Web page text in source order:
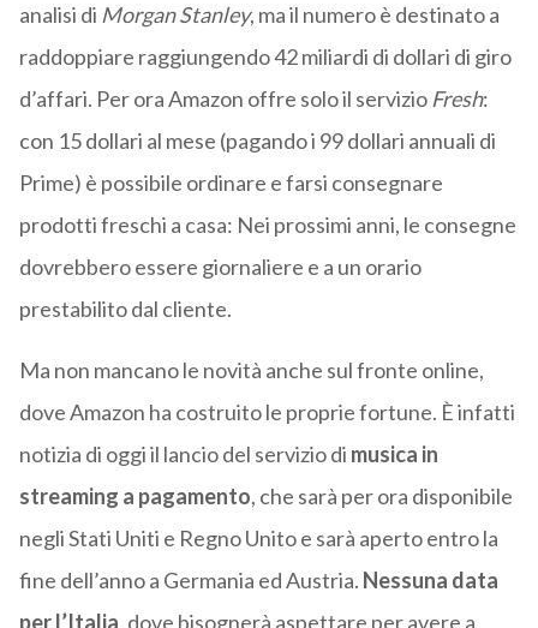
analisi di Morgan Stanley, ma il numero è destinato a
raddoppiare raggiungendo 42 miliardi di dollari di giro
d’affari. Per ora Amazon offre solo il servizioFresh:
con 15 dollari al mese (pagando i 99 dollari annuali di
Prime) è possibile ordinare e farsi consegnare
prodotti freschi a casa: Nei prossimi anni, le consegne
dovrebbero essere giornaliere e a un orario
prestabilito dal cliente.
Ma non mancano le novità anche sul fronte online,
dove Amazon ha costruito le proprie fortune. È infatti
notizia di oggi il lancio del servizio di musica in
streaming a pagamento, che sarà per ora disponibile
negli Stati Uniti e Regno Unito e sarà aperto entro la
fine dell’anno a Germania ed Austria. Nessuna data
per l’Italia , dove bisognerà aspettare per avere a